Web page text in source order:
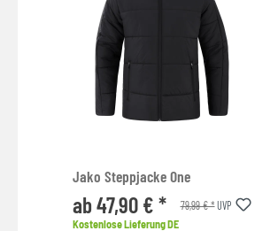
Jako Steppjacke One
ab 47,90 € * 79,99 € *UVP
Kostenlose Lieferung DE